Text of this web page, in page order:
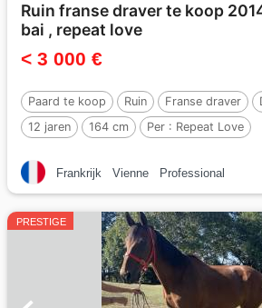
Ruin franse draver te koop
bai , repeat love
< 3 000 €
Paard te koop Ruin Franse draver
12 jaren
164 cm Per : Repeat Love
Frankrijk Vienne Professional
PRESTIGE